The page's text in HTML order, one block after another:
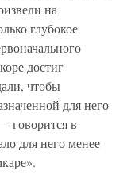
на
глубокое
достиг
чтобы
для него
говорится в
для него менее